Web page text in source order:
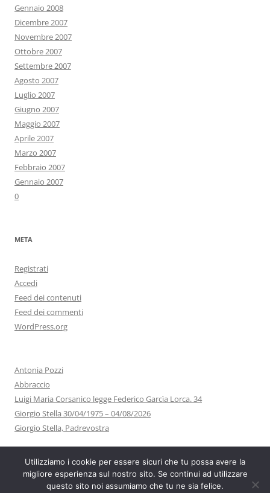
Gennaio 2008
Dicembre 2007
Novembre 2007
Ottobre 2007
Settembre 2007
Agosto 2007
Luglio 2007
Giugno 2007
Maggio 2007
Aprile 2007
Marzo 2007
Febbraio 2007
Gennaio 2007
0
META
Registrati
Accedi
Feed dei contenuti
Feed dei commenti
WordPress.org
Antonia Pozzi
Abbraccio
Luigi Maria Corsanico legge Federico Garcìa Lorca. 34
Giorgio Stella 30/04/1975 – 04/08/2026
Giorgio Stella, Padrevostra
Utilizziamo i cookie per essere sicuri che tu possa avere la
migliore esperienza sul nostro sito. Se continui ad utilizzare
questo sito noi assumiamo che tu ne sia felice.